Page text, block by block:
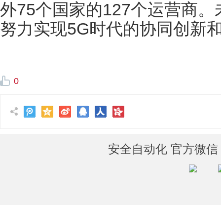
外75个国家的127个运营商
努力实现5G时代的协同创新
0
安全自动化 官方微